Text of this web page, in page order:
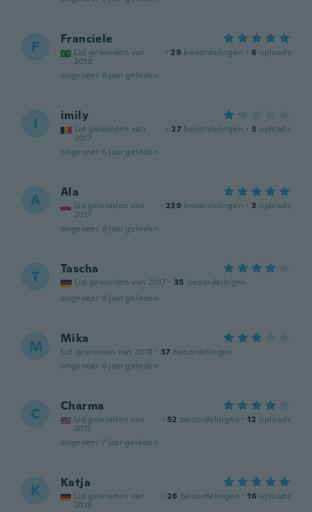
F Franciele
Lid geworden van
2019
· 29 beoordelingen · 6 uploads
ongeveer 6 jaar geleden
I imily
Lid geworden van
2017
· 27 beoordelingen · 3 uploads
ongeveer 6 jaar geleden
A Ala
Lid geworden van
2017
· 239 beoordelingen · 3 uploads
ongeveer 6 jaar geleden
T Tascha
Lid geworden van 2017 · 35 beoordelingen
ongeveer 6 jaar geleden
M Mika
Lid geworden van 2018 · 37 beoordelingen
ongeveer 6 jaar geleden
C Charma
Lid geworden van
2015
· 52 beoordelingen · 12 uploads
ongeveer 7 jaar geleden
K Katja
Lid geworden van
2018
· 26 beoordelingen · 16 uploads